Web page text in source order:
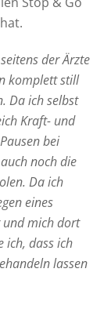
der Ärzte
komplett still
Da ich selbst
Kraft- und
bei
noch die
Da ich
eines
und mich dort
ich, dass ich
lassen